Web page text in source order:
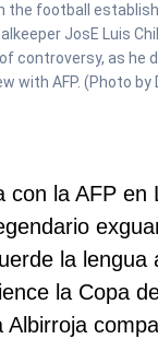
the football
JosE Luis
controversy, as he
with AFP. (Photo by
con la AFP en
la lengua
la Copa
Albirroja